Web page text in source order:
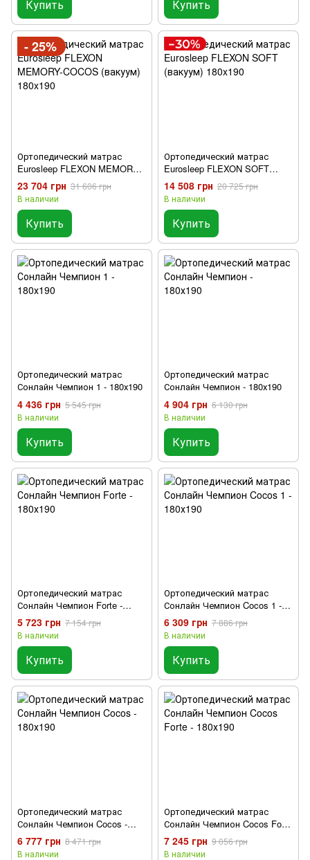
Купить Купить
- 25%
Ортопедический матрас
Eurosleep FLEXON MEMORY-
COCOS (вакуум) 180x190
23 704 грн 31 606 грн
В наличии
Купить
Ортопедический матрас
Eurosleep FLEXON SOFT
(вакуум) 180x190
14 508 грн 20 725 грн
В наличии
Купить
Ортопедический матрас
Сонлайн Чемпион 1 - 180х190
4 436 грн 5 545 грн
В наличии
Купить
Ортопедический матрас
Сонлайн Чемпион - 180х190
4 904 грн 6 130 грн
В наличии
Купить
Ортопедический матрас
Сонлайн Чемпион Forte -
180х190
5 723 грн 7 154 грн
В наличии
Купить
Ортопедический матрас
Сонлайн Чемпион Cocos 1 -
180х190
6 309 грн 7 886 грн
В наличии
Купить
Ортопедический матрас
Сонлайн Чемпион Cocos -
180х190
6 777 грн 8 471 грн
В наличии
Ортопедический матрас
Сонлайн Чемпион Cocos Forte
- 180х190
7 245 грн 9 056 грн
В наличии